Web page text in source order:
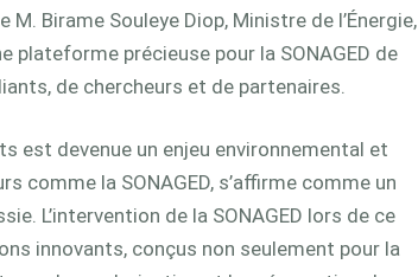
Birame Souleye Diop, Ministre de l’Énergie,
précieuse pour la SONAGED de
de chercheurs et de partenaires.
est devenue un enjeu environnemental et
comme la SONAGED, s’affirme comme un
L’intervention de la SONAGED lors de ce
innovants, conçus non seulement pour la